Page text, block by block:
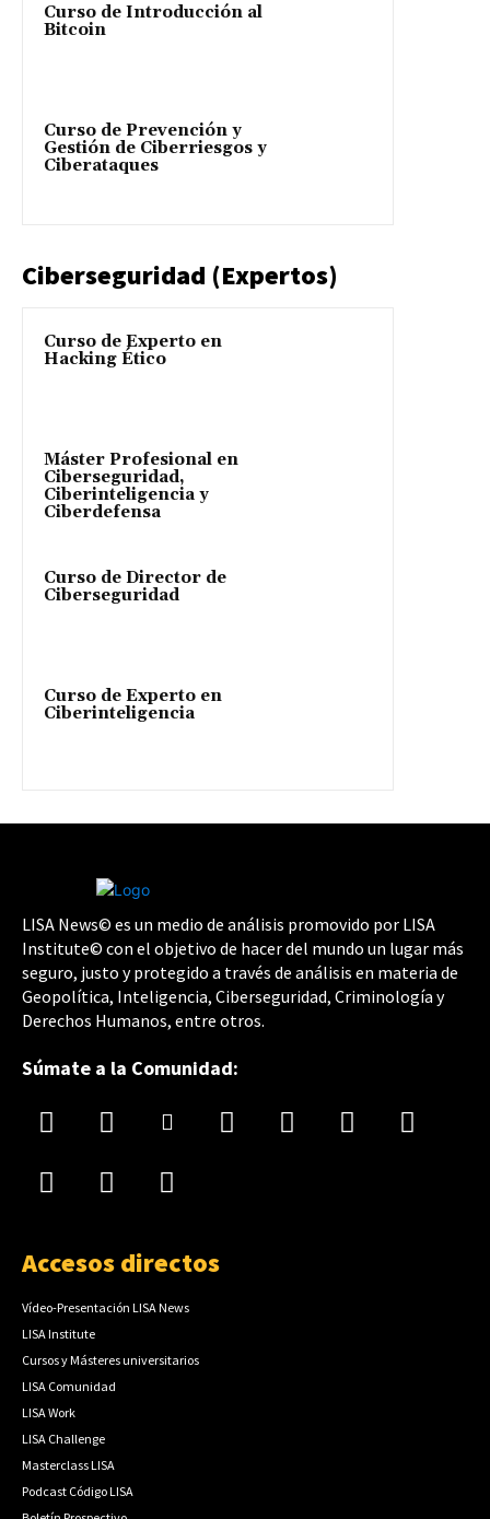
Curso de Introducción al
Bitcoin
Curso de Prevención y
Gestión de Ciberriesgos y
Ciberataques
Ciberseguridad (Expertos)
Curso de Experto en
Hacking Ético
Máster Profesional en
Ciberseguridad,
Ciberinteligencia y
Ciberdefensa
Curso de Director de
Ciberseguridad
Curso de Experto en
Ciberinteligencia
LISA News© es un medio de análisis promovido por LISA
Institute© con el objetivo de hacer del mundo un lugar más
seguro, justo y protegido a través de análisis en materia de
Geopolítica, Inteligencia, Ciberseguridad, Criminología y
Derechos Humanos, entre otros.
Súmate a la Comunidad:
Accesos directos
Vídeo-Presentación LISA News
LISA Institute
Cursos y Másteres universitarios
LISA Comunidad
LISA Work
LISA Challenge
Masterclass LISA
Podcast Código LISA